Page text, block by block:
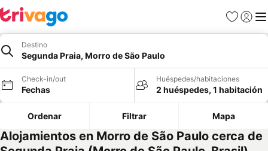
Favoritos
Iniciar
Destino
Segunda Praia, Morro de São Paulo
Check-in/out
Fechas
Huéspedes/habitaciones
2 huéspedes, 1 habitación
Ordenar Filtrar Mapa
Alojamientos en Morro de São Paulo cerca de